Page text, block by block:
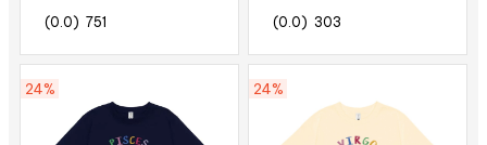
(0.0) 751 (0.0) 303
24% 24%